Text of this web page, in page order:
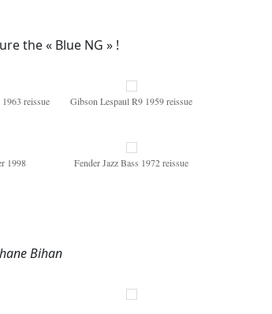
the « Blue NG » !
reissue
Gibson Lespaul R9 1959 reissue
1998 Fender Jazz Bass 1972 reissue
Bihan